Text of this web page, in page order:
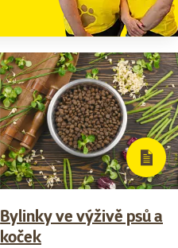
Bylinky ve výživě psů a
koček